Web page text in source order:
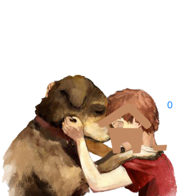
0